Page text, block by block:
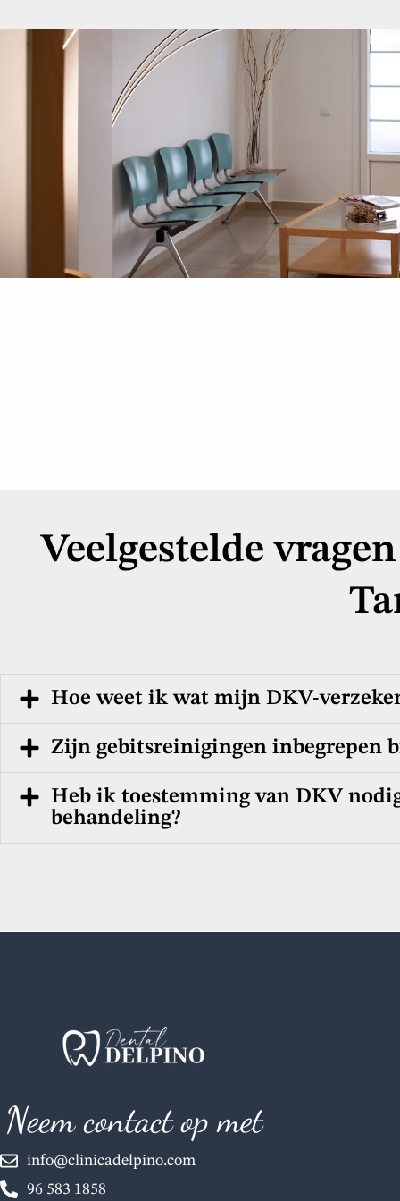
Veelgestelde
Hoe weet ik wat mijn DKV-
Zijn gebitsreinigingen inbegrepen
Heb ik toestemming van DKV
behandeling?
Neem contact op met
info@clinicadelpino.com
96 583 1858